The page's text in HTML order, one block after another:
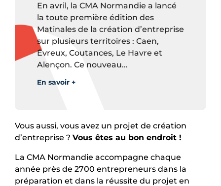
En avril, la CMA Normandie a lancé
la toute première édition des
Matinales de la création d’entreprise
sur plusieurs territoires : Caen,
Évreux, Coutances, Le Havre et
Alençon. Ce nouveau...
En savoir +
Vous aussi, vous avez un projet de création
d’entreprise ? Vous êtes au bon endroit !
La CMA Normandie accompagne chaque
année près de 2700 entrepreneurs dans la
préparation et dans la réussite du projet en